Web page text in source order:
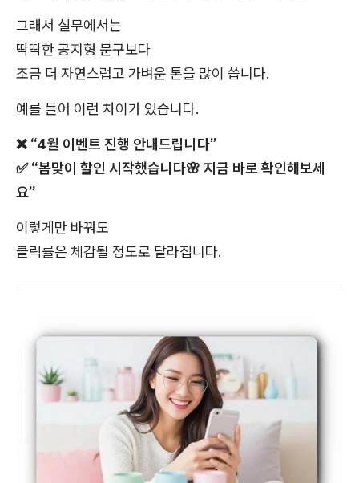
그래서 실무에서는
딱딱한 공지형 문구보다
조금 더 자연스럽고 가벼운 톤을 많이 씁니다.
예를 들어 이런 차이가 있습니다.
❌ “4월 이벤트 진행 안내드립니다”
✅ “봄맞이 할인 시작했습니다🌸 지금 바로 확인해보세
요”
이렇게만 바꿔도
클릭률은 체감될 정도로 달라집니다.